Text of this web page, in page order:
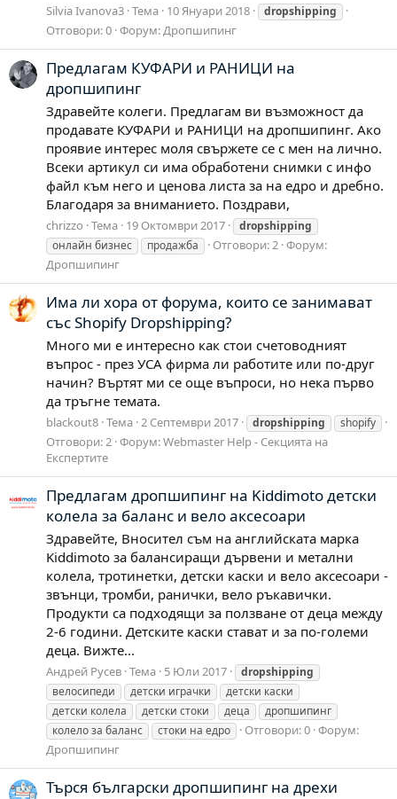
Silvia Ivanova3 Тема 10 Януари 2018 dropshipping
Отговори: 0 Форум:Дропшипинг
Предлагам КУФАРИ и РАНИЦИ на
дропшипинг
Здравейте колеги. Предлагам ви възможност да
продавате КУФАРИ и РАНИЦИ на дропшипинг. Ако
проявие интерес моля свържете се с мен на лично.
Всеки артикул си има обработени снимки с инфо
файл към него и ценова листа за на едро и дребно.
Благодаря за вниманието. Поздрави,
chrizzo Тема 19 Октомври 2017
dropshipping
онлайн бизнес
продажба Отговори: 2 Форум:
Дропшипинг
Има ли хора от форума, които се занимават
със Shopify Dropshipping?
Много ми е интересно как стои счетоводният
въпрос - през УСА фирма ли работите или по-друг
начин? Въртят ми се още въпроси, но нека първо
да тръгне темата.
blackout8 Тема 2 Септември 2017 dropshipping shopify
Отговори: 2 Форум:Webmaster Help - Секцията на
Експертите
Предлагам дропшипинг на Kiddimoto детски
колела за баланс и вело аксесоари
Здравейте, Вносител съм на английската марка
Kiddimoto за балансиращи дървени и метални
колела, тротинетки, детски каски и вело аксесоари -
звънци, тромби, ранички, вело ръкавички.
Продукти са подходящи за ползване от деца между
2-6 години. Детските каски стават и за по-големи
деца. Вижте...
Андрей Русев Тема 5 Юли 2017
dropshipping
велосипеди
детски играчки
детски каски
детски колела
детски стоки деца
дропшипинг
колело за баланс
стоки на едро Отговори: 0 Форум:
Дропшипинг
Търся български дропшипинг на дрехи